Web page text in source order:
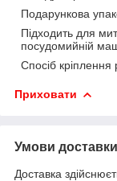
Подарункова
Підходить для
посудомийній
Спосіб кріплення
Приховати
Умови доставки
Доставка